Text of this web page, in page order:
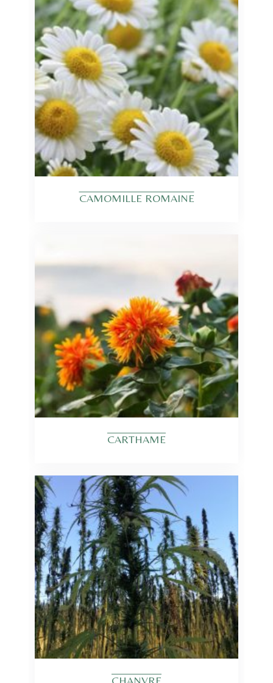
CAMOMILLE ROMAINE
CARTHAME
CHANVRE